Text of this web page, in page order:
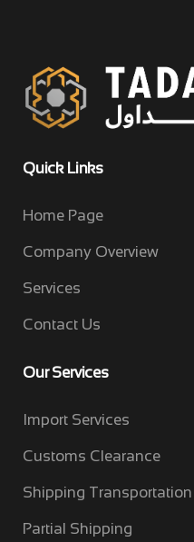
Quick Links
Home Page
Company Overview
Services
Contact Us
Our Services
Import Services
Customs Clearance
Shipping Transportation
Partial Shipping